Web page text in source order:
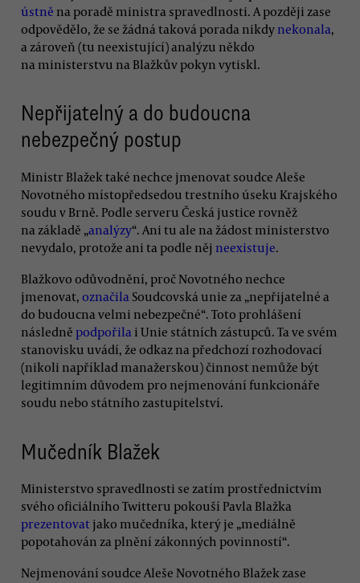
ústně na poradě ministra spravedlnosti. A později zase
odpovědělo, že se žádná taková porada nikdy nekonala,
a zároveň (tu neexistující) analýzu někdo
na ministerstvu na Blažkův pokyn vytiskl.
Nepřijatelný a do budoucna
nebezpečný postup
Ministr Blažek také nechce jmenovat soudce Aleše
Novotného místopředsedou trestního úseku Krajského
soudu v Brně. Podle serveru Česká justice rovněž
na základě „analýzy“. Ani tu ale na žádost ministerstvo
nevydalo, protože ani ta podle něj neexistuje.
Blažkovo odůvodnění, proč Novotného nechce
jmenovat, označila Soudcovská unie za „nepřijatelné a
do budoucna velmi nebezpečné“. Toto prohlášení
následně podpořila i Unie státních zástupců. Ta ve svém
stanovisku uvádí, že odkaz na předchozí rozhodovací
(nikoli například manažerskou) činnost nemůže být
legitimním důvodem pro nejmenování funkcionáře
soudu nebo státního zastupitelství.
Mučedník Blažek
Ministerstvo spravedlnosti se zatím prostřednictvím
svého oficiálního Twitteru pokouší Pavla Blažka
prezentovat jako mučedníka, který je „mediálně
popotahován za plnění zákonných povinností“.
Nejmenování soudce Aleše Novotného Blažek zase